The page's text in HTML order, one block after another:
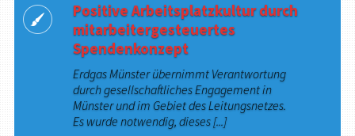
Positive Arbeitsplatzkultur durch
mitarbeitergesteuertes
Spendenkonzept
Erdgas Münster übernimmt Verantwortung
durch gesellschaftliches Engagement in
Münster und im Gebiet des Leitungsnetzes.
Es wurde notwendig, dieses [...]